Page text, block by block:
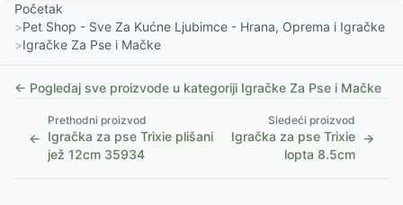
Početak
>Pet Shop - Sve Za Kućne Ljubimce - Hrana, Oprema i Igračke
>Igračke Za Pse i Mačke
← Pogledaj sve proizvode u kategoriji Igračke Za Pse i Mačke
←
Prethodni proizvod
Igračka za pse Trixie plišani
jež 12cm 35934
Sledeći proizvod
Igračka za pse Trixie
lopta 8.5cm
→